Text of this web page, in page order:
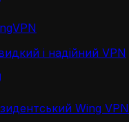
і надійний VPN
Wing VPN